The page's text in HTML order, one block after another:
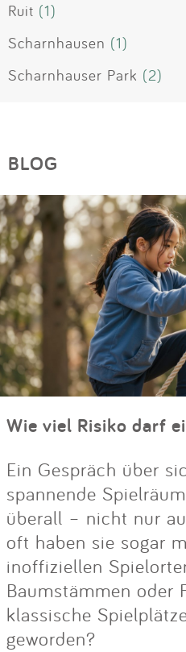
Ruit (1)
Scharnhausen (1)
Scharnhauser Park (2)
BLOG
Wie viel Risiko darf
Ein Gespräch über
spannende
überall – nicht nur
oft haben sie sogar
inoffiziellen
Baumstämmen oder
klassische
geworden?